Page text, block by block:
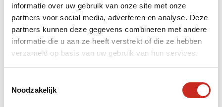
informatie over uw gebruik van onze site met onze
partners voor social media, adverteren en analyse. Deze
partners kunnen deze gegevens combineren met andere
informatie die u aan ze heeft verstrekt of die ze hebben
verzameld op basis van uw gebruik van hun services.
Noodzakelijk
kastelen, dieren en fantasiewezens. De rode
zandsteen is door erosie gevormd tot
surrealistische sculpturen — perfect voor een
wandeling of fotomoment bij zonsondergang.
🐴 2. Jeti-Ögüz